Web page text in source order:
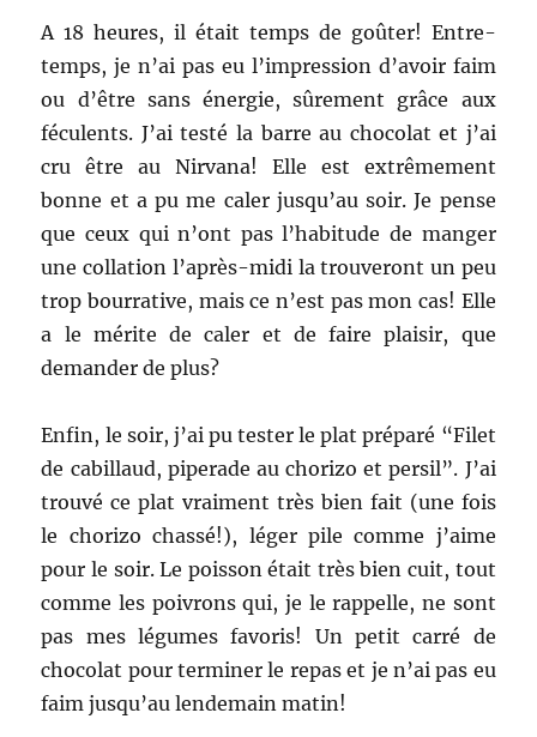
A 18 heures, il était temps de goûter! Entre-
temps, je n’ai pas eu l’impression d’avoir faim
ou d’être sans énergie, sûrement grâce aux
féculents. J’ai testé la barre au chocolat et j’ai
cru être au Nirvana! Elle est extrêmement
bonne et a pu me caler jusqu’au soir. Je pense
que ceux qui n’ont pas l’habitude de manger
une collation l’après-midi la trouveront un peu
trop bourrative, mais ce n’est pas mon cas! Elle
a le mérite de caler et de faire plaisir, que
demander de plus?
Enfin, le soir, j’ai pu tester le plat préparé “Filet
de cabillaud, piperade au chorizo et persil”. J’ai
trouvé ce plat vraiment très bien fait (une fois
le chorizo chassé!), léger pile comme j’aime
pour le soir. Le poisson était très bien cuit, tout
comme les poivrons qui, je le rappelle, ne sont
pas mes légumes favoris! Un petit carré de
chocolat pour terminer le repas et je n’ai pas eu
faim jusqu’au lendemain matin!